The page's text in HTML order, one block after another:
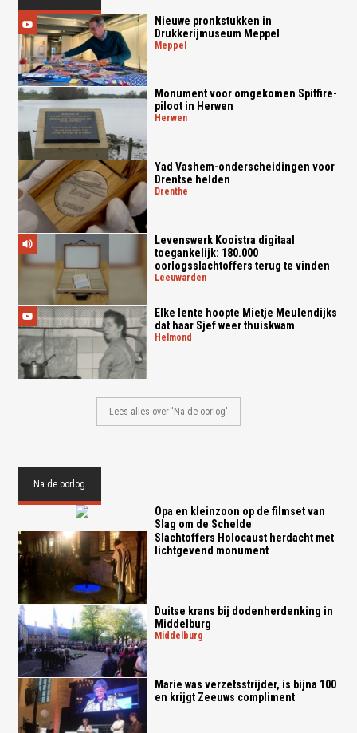
Nieuwe pronkstukken in
Drukkerijmuseum Meppel
meppel
Monument voor omgekomen Spitfire-
piloot in Herwen
herwen
Yad Vashem-onderscheidingen voor
Drentse helden
drenthe
Levenswerk Kooistra digitaal
toegankelijk: 180.000
oorlogsslachtoffers terug te vinden
leeuwarden
Elke lente hoopte Mietje Meulendijks
dat haar Sjef weer thuiskwam
helmond
Lees alles over 'Na de oorlog'
Na de oorlog
Opa en kleinzoon op de filmset van
Slag om de Schelde
Slachtoffers Holocaust herdacht met
lichtgevend monument
Duitse krans bij dodenherdenking in
Middelburg
middelburg
Marie was verzetsstrijder, is bijna 100
en krijgt Zeeuws compliment